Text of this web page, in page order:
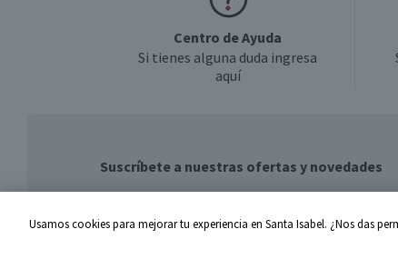
Centro de Ayuda
Si tienes alguna duda ingresa
aquí
Suscríbete a nuestras ofertas y novedades
Usamos cookies para mejorar tu experiencia en Santa Isabel. ¿Nos das